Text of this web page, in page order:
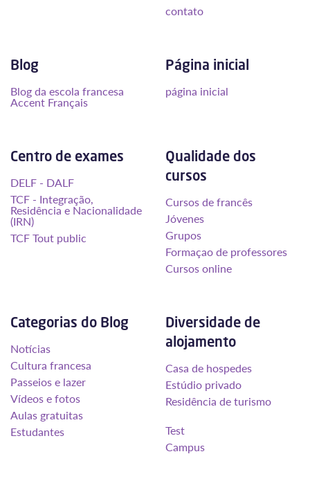
contato
Blog
Blog da escola francesa
Accent Français
Página inicial
página inicial
Centro de exames
DELF - DALF
TCF - Integração,
Residência e Nacionalidade
(IRN)
TCF Tout public
Qualidade dos
cursos
Cursos de francês
Jóvenes
Grupos
Formaçao de professores
Cursos online
Categorias do Blog
Notícias
Cultura francesa
Passeios e lazer
Vídeos e fotos
Aulas gratuitas
Estudantes
Diversidade de
alojamento
Casa de hospedes
Estúdio privado
Residência de turismo
Test
Campus